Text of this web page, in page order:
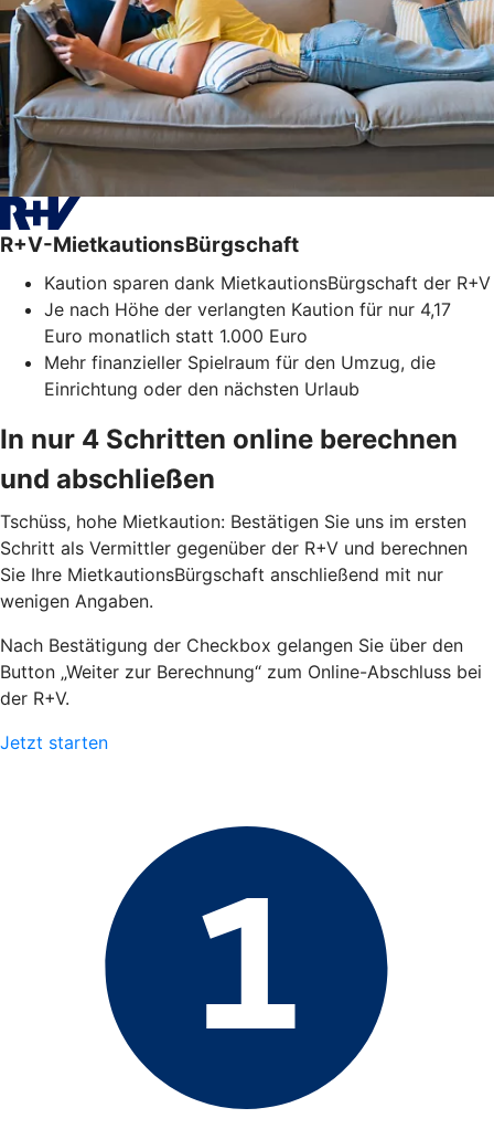
R+V-MietkautionsBürgschaft
Kaution sparen dank MietkautionsBürgschaft der R+V
Je nach Höhe der verlangten Kaution für nur 4,17
Euro monatlich statt 1.000 Euro
Mehr finanzieller Spielraum für den Umzug, die
Einrichtung oder den nächsten Urlaub
In nur 4 Schritten online berechnen
und abschließen
Tschüss, hohe Mietkaution: Bestätigen Sie uns im ersten
Schritt als Vermittler gegenüber der R+V und berechnen
Sie Ihre MietkautionsBürgschaft anschließend mit nur
wenigen Angaben.
Nach Bestätigung der Checkbox gelangen Sie über den
Button „Weiter zur Berechnung“ zum Online-Abschluss bei
der R+V.
Jetzt starten